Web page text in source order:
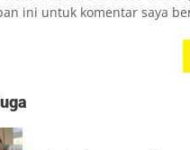
ini untuk komentar saya